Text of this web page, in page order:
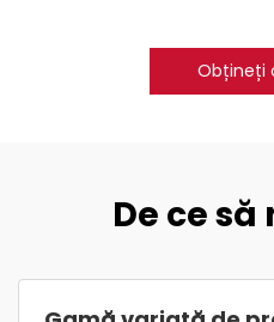
Obțineți
De ce să